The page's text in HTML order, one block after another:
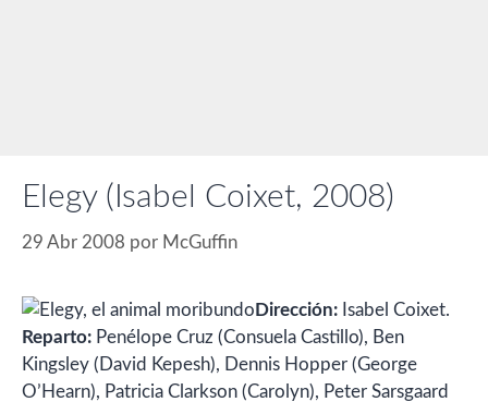
Elegy (Isabel Coixet, 2008)
29 Abr 2008 por McGuffin
Dirección: Isabel Coixet.
Reparto: Penélope Cruz (Consuela Castillo), Ben
Kingsley (David Kepesh), Dennis Hopper (George
O’Hearn), Patricia Clarkson (Carolyn), Peter Sarsgaard